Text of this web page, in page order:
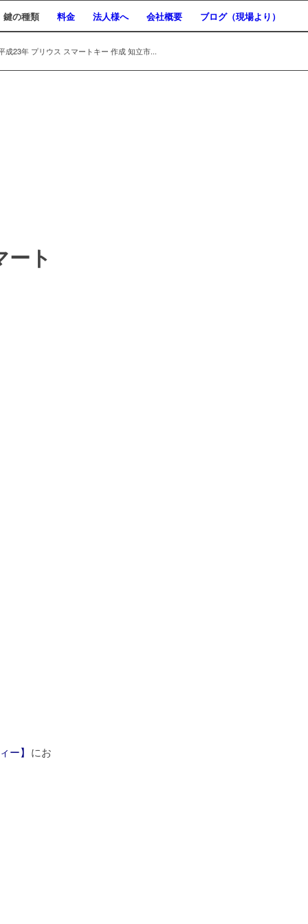
鍵の種類 料金 法人様へ 会社概要 ブログ（現場より）
23年 プリウス スマートキー 作成 知立市...
ト
ー】 にお